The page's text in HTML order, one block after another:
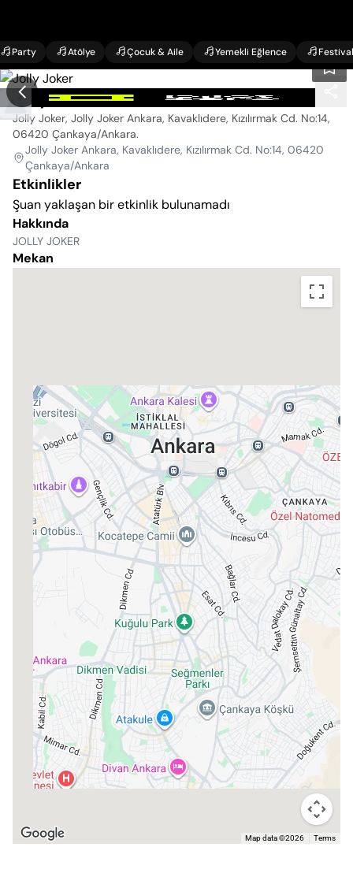
Party Atölye Çocuk & Aile Yemekli Eğlence Festival
Jolly Joker
Jolly Joker, Jolly Joker Ankara, Kavaklıdere, Kızılırmak Cd. No:14,
06420 Çankaya/Ankara.
Jolly Joker Ankara, Kavaklıdere, Kızılırmak Cd. No:14, 06420
Çankaya/Ankara
Etkinlikler
Şuan yaklaşan bir etkinlik bulunamadı
Hakkında
JOLLY JOKER
Mekan
Map data ©2026 Terms